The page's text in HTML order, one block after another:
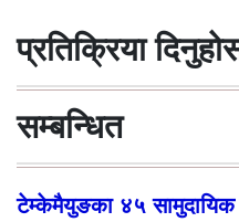
प्रतिक्रिया
सम्बन्धित
टेम्केमैयुङका ४५ सामुदायिक